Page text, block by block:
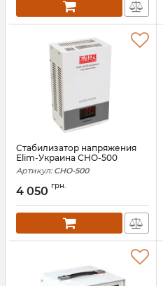
Стабилизатор напряжения
Elim-Украина СНО-500
Артикул: СНО-500
4 050 грн.